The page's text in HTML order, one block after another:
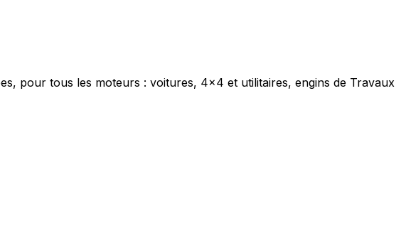
pour tous les moteurs : voitures, 4x4 et utilitaires, engins de Travaux